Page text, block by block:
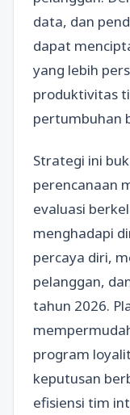
data, dan
dapat
yang lebih
produktivitas
pertumbuhan
Strategi ini
perencanaan
evaluasi
menghadapi
percaya diri,
pelanggan,
tahun 2026.
program
keputusan
efisiensi tim